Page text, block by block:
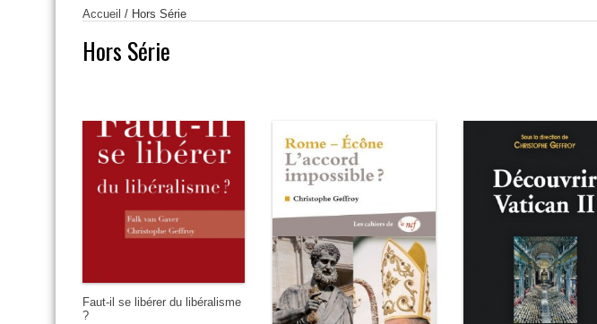
Accueil / Hors Série
Hors Série
Faut-il se libérer du libéralisme
?